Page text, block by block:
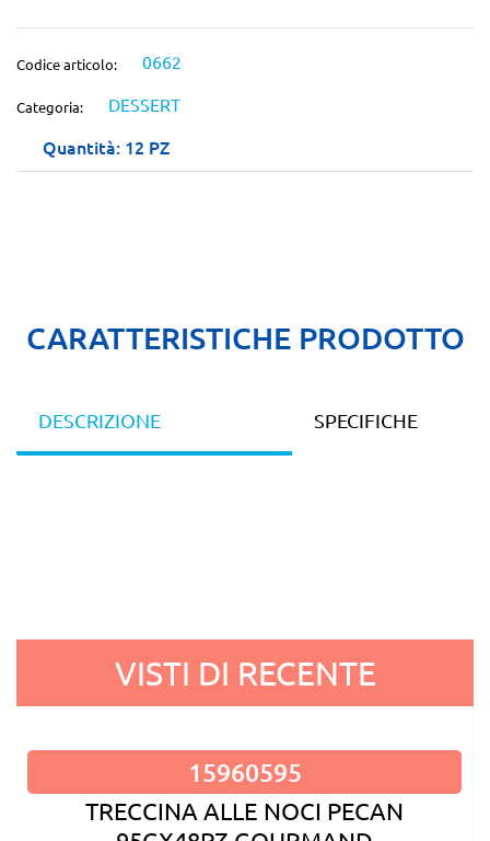
Codice articolo: 0662
Categoria: DESSERT
Quantità: 12 PZ
CARATTERISTICHE PRODOTTO
DESCRIZIONE SPECIFICHE
VISTI DI RECENTE
15960595
TRECCINA ALLE NOCI PECAN